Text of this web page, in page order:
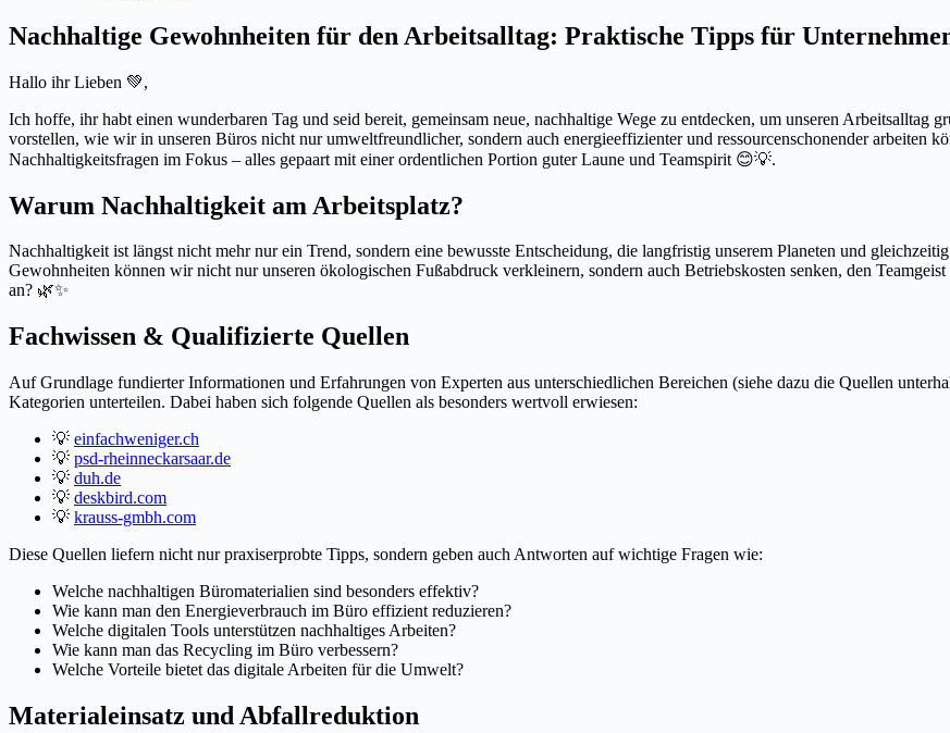
Nachhaltige Gewohnheiten für den Arbeitsalltag: Praktische Tipps für
Hallo ihr Lieben 💚,
Ich hoffe, ihr habt einen wunderbaren Tag und seid bereit, gemeinsam neue, nachhaltige Wege zu entdecken, um unseren Arbeitsalltag
vorstellen, wie wir in unseren Büros nicht nur umweltfreundlicher, sondern auch energieeffizienter und ressourcenschonender arbeiten
Nachhaltigkeitsfragen im Fokus – alles gepaart mit einer ordentlichen Portion guter Laune und Teamspirit 😊💡.
Warum Nachhaltigkeit am Arbeitsplatz?
Nachhaltigkeit ist längst nicht mehr nur ein Trend, sondern eine bewusste Entscheidung, die langfristig unserem Planeten und
Gewohnheiten können wir nicht nur unseren ökologischen Fußabdruck verkleinern, sondern auch Betriebskosten senken, den
an? 🌿✨
Fachwissen & Qualifizierte Quellen
Auf Grundlage fundierter Informationen und Erfahrungen von Experten aus unterschiedlichen Bereichen (siehe dazu die Quellen
Kategorien unterteilen. Dabei haben sich folgende Quellen als besonders wertvoll erwiesen:
💡 einfachweniger.ch
💡 psd-rheinneckarsaar.de
💡 duh.de
💡 deskbird.com
💡 krauss-gmbh.com
Diese Quellen liefern nicht nur praxiserprobte Tipps, sondern geben auch Antworten auf wichtige Fragen wie:
Welche nachhaltigen Büromaterialien sind besonders effektiv?
Wie kann man den Energieverbrauch im Büro effizient reduzieren?
Welche digitalen Tools unterstützen nachhaltiges Arbeiten?
Wie kann man das Recycling im Büro verbessern?
Welche Vorteile bietet das digitale Arbeiten für die Umwelt?
Materialeinsatz und Abfallreduktion